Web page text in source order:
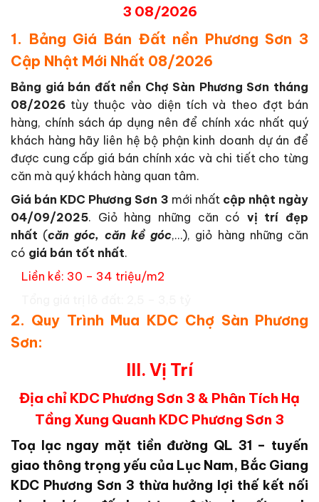
3 08/2026
1. Bảng Giá Bán Đất nền Phương Sơn 3
Cập Nhật Mới Nhất 08/2026
Bảng giá bán đất nền Chợ Sàn Phương Sơn tháng
08/2026 tùy thuộc vào diện tích và theo đợt bán
hàng, chính sách áp dụng nên để chính xác nhất quý
khách hàng hãy liên hệ bộ phận kinh doanh dự án để
được cung cấp giá bán chính xác và chi tiết cho từng
căn mà quý khách hàng quan tâm.
Giá bán KDC Phương Sơn 3 mới nhất cập nhật ngày
04/09/2025. Giỏ hàng những căn có vị trí đẹp
nhất (căn góc, căn kề góc,…), giỏ hàng những căn
có giá bán tốt nhất.
Liền kề: 30 – 34 triệu/m2
2. Quy Trình Mua KDC Chợ Sàn Phương
Sơn:
III. Vị Trí
Địa chỉ KDC Phương Sơn 3 & Phân Tích Hạ
Tầng Xung Quanh KDC Phương Sơn 3
Toạ lạc ngay mặt tiền đường QL 31 – tuyến
giao thông trọng yếu của Lục Nam, Bắc Giang
KDC Phương Sơn 3 thừa hưởng lợi thế kết nối